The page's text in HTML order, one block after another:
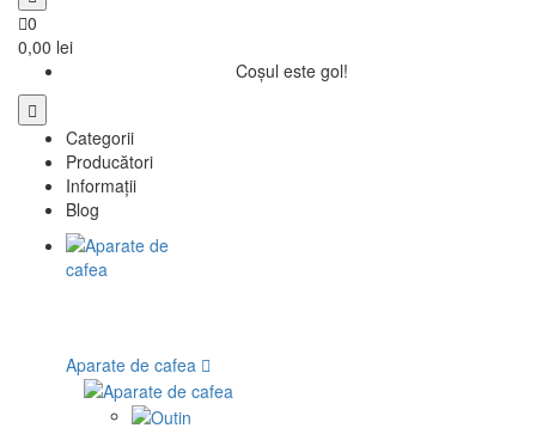
0
0,00 lei
Coșul este gol!
Categorii
Producători
Informații
Blog
Aparate de cafea